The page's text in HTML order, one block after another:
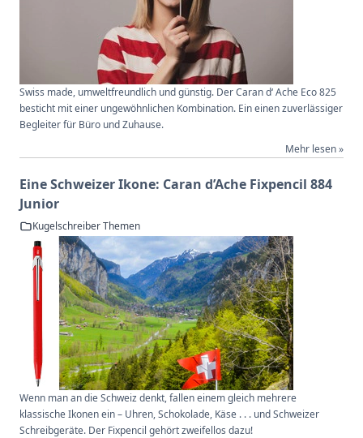
Swiss made, umweltfreundlich und günstig. Der Caran d‘ Ache Eco 825
besticht mit einer ungewöhnlichen Kombination. Ein einen zuverlässiger
Begleiter für Büro und Zuhause.
Mehr lesen »
Eine Schweizer Ikone: Caran d’Ache Fixpencil 884
Junior
Kugelschreiber Themen
Wenn man an die Schweiz denkt, fallen einem gleich mehrere
klassische Ikonen ein – Uhren, Schokolade, Käse . . . und Schweizer
Schreibgeräte. Der Fixpencil gehört zweifellos dazu!